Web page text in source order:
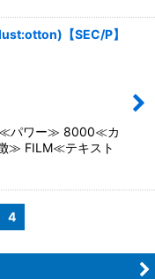
【SEC/P】
パワー≫ 8000≪カ
FILM≪テキスト
4